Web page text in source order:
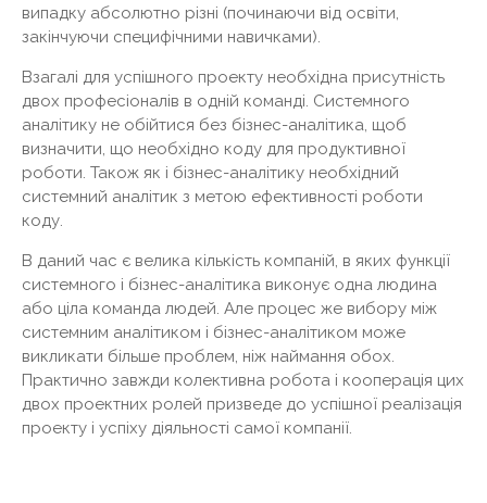
випадку абсолютно різні (починаючи від освіти,
закінчуючи специфічними навичками).
Взагалі для успішного проекту необхідна присутність
двох професіоналів в одній команді. Системного
аналітику не обійтися без бізнес-аналітика, щоб
визначити, що необхідно коду для продуктивної
роботи. Також як і бізнес-аналітику необхідний
системний аналітик з метою ефективності роботи
коду.
В даний час є велика кількість компаній, в яких функції
системного і бізнес-аналітика виконує одна людина
або ціла команда людей. Але процес же вибору між
системним аналітиком і бізнес-аналітиком може
викликати більше проблем, ніж наймання обох.
Практично завжди колективна робота і кооперація цих
двох проектних ролей призведе до успішної реалізація
проекту і успіху діяльності самої компанії.